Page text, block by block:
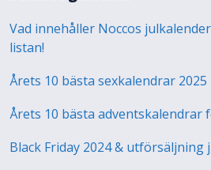
Vad innehåller Noccos
listan!
Årets 10 bästa sexkalendrar 2025
Årets 10 bästa adventskalendrar
Black Friday 2024 & utförsäljning